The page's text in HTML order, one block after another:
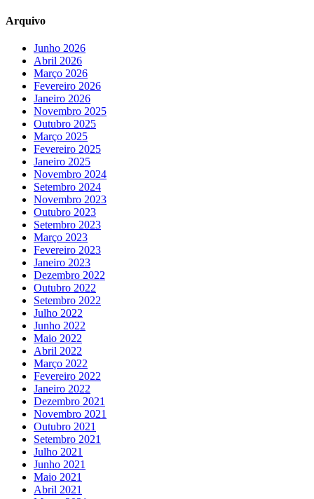
Arquivo
Junho 2026
Abril 2026
Março 2026
Fevereiro 2026
Janeiro 2026
Novembro 2025
Outubro 2025
Março 2025
Fevereiro 2025
Janeiro 2025
Novembro 2024
Setembro 2024
Novembro 2023
Outubro 2023
Setembro 2023
Março 2023
Fevereiro 2023
Janeiro 2023
Dezembro 2022
Outubro 2022
Setembro 2022
Julho 2022
Junho 2022
Maio 2022
Abril 2022
Março 2022
Fevereiro 2022
Janeiro 2022
Dezembro 2021
Novembro 2021
Outubro 2021
Setembro 2021
Julho 2021
Junho 2021
Maio 2021
Abril 2021